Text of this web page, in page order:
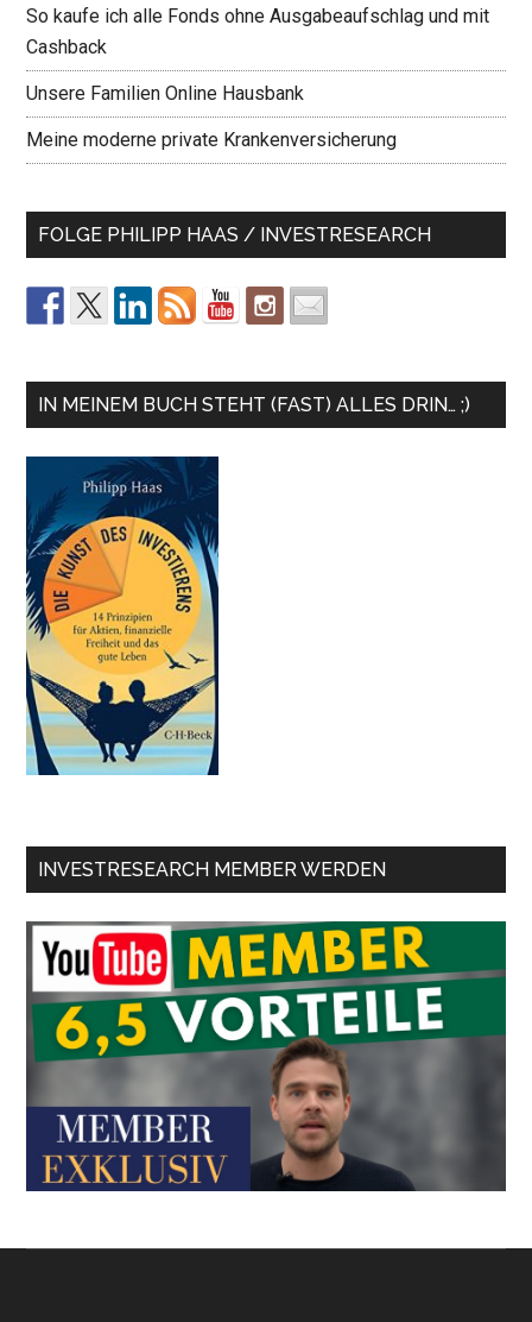
So kaufe ich alle Fonds ohne Ausgabeaufschlag und mit
Cashback
Unsere Familien Online Hausbank
Meine moderne private Krankenversicherung
FOLGE PHILIPP HAAS / INVESTRESEARCH
IN MEINEM BUCH STEHT (FAST) ALLES DRIN… ;)
INVESTRESEARCH MEMBER WERDEN